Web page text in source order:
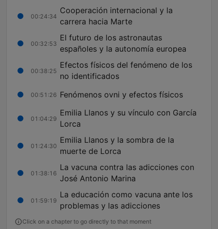
00:24:34
Cooperación internacional y la
carrera hacia Marte
00:32:53
El futuro de los astronautas
españoles y la autonomía europea
00:38:25
Efectos físicos del fenómeno de los
no identificados
00:51:26 Fenómenos ovni y efectos físicos
01:04:29
Emilia Llanos y su vínculo con García
Lorca
01:24:30
Emilia Llanos y la sombra de la
muerte de Lorca
01:38:16
La vacuna contra las adicciones con
José Antonio Marina
01:59:19
La educación como vacuna ante los
problemas y las adicciones
Click on a chapter to go directly to that moment